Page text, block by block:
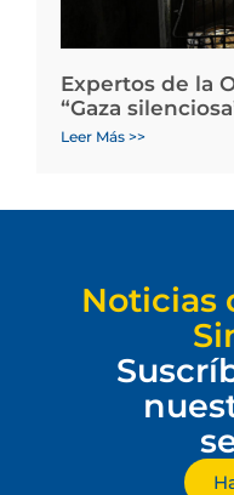
Expertos de la
“Gaza
Leer Más >>
Noticias